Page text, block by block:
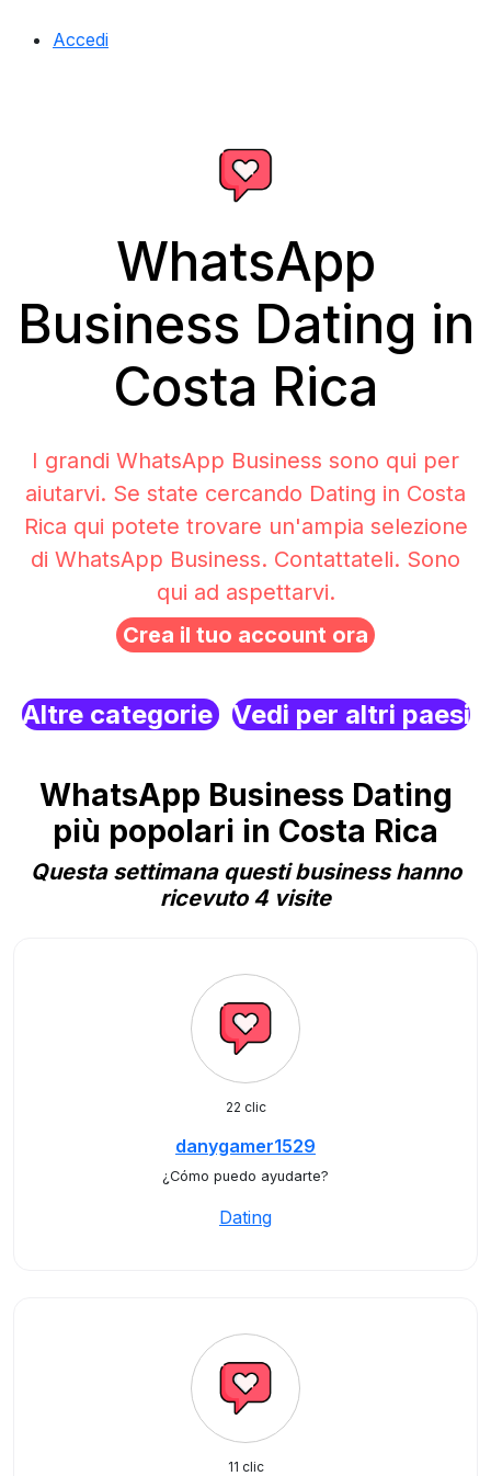
Accedi
WhatsApp
Business Dating in
Costa Rica
I grandi WhatsApp Business sono qui per
aiutarvi. Se state cercando Dating in Costa
Rica qui potete trovare un'ampia selezione
di WhatsApp Business. Contattateli. Sono
qui ad aspettarvi.
Crea il tuo account ora
Altre categorie Vedi per altri paesi
WhatsApp Business Dating
più popolari in Costa Rica
Questa settimana questi business hanno
ricevuto 4 visite
22 clic
danygamer1529
¿Cómo puedo ayudarte?
Dating
11 clic